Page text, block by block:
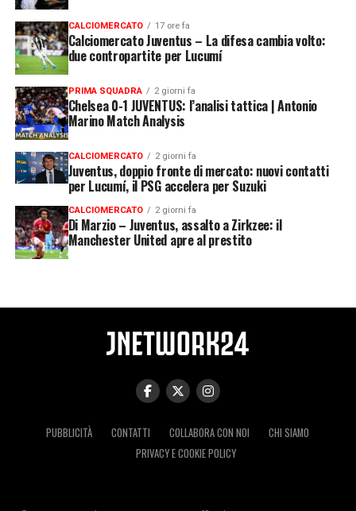
CALCIOMERCATO 17 ore fa
Calciomercato Juventus – La difesa cambia volto:
due contropartite per Lucumí
PRIMA SQUADRA 2 giorni fa
Chelsea 0-1 JUVENTUS: l’analisi tattica | Antonio
Marino Match Analysis
CALCIOMERCATO 2 giorni fa
Juventus, doppio fronte di mercato: nuovi contatti
per Lucumí, il PSG accelera per Suzuki
CALCIOMERCATO 2 giorni fa
Di Marzio – Juventus, assalto a Zirkzee: il
Manchester United apre al prestito
PUBBLICITÀ CONTATTI COLLABORA CON NOI
CHI SIAMO
PRIVACY E COOKIE POLICY